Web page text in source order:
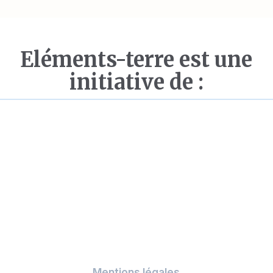
Eléments-terre est une
initiative de :